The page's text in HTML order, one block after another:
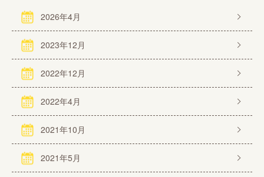
2026年4月
2023年12月
2022年12月
2022年4月
2021年10月
2021年5月